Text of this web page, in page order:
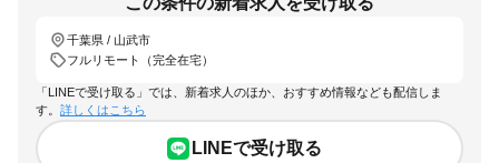
千葉県 / 山武市
フルリモート（完全在宅）
「LINEで受け取る」では、新着求人のほか、おすすめ情報なども配信しま
す。 詳しくはこちら
LINEで受け取る